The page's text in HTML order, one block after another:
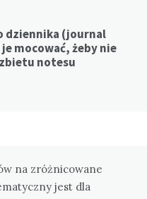
dziennika (journal
mocować, żeby nie
notesu
na zróżnicowane
jest dla